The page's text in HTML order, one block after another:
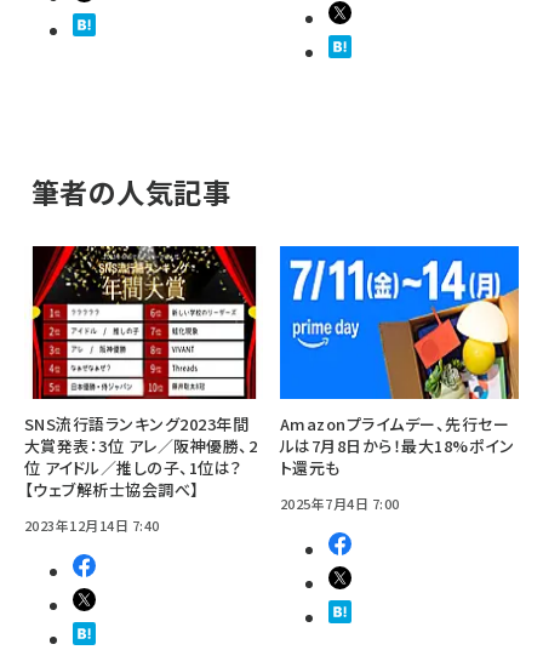
筆者の人気記事
SNS流行語ランキング2023年間
大賞発表：3位 アレ／阪神優勝、2
位 アイドル／推しの子、1位は？
【ウェブ解析士協会調べ】
2023年12月14日 7:40
Amazonプライムデー、先行セー
ルは7月8日から！最大18%ポイン
ト還元も
2025年7月4日 7:00